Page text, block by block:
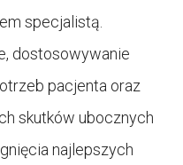
specjalistą.
dostosowywanie
pacjenta oraz
skutków ubocznych
najlepszych